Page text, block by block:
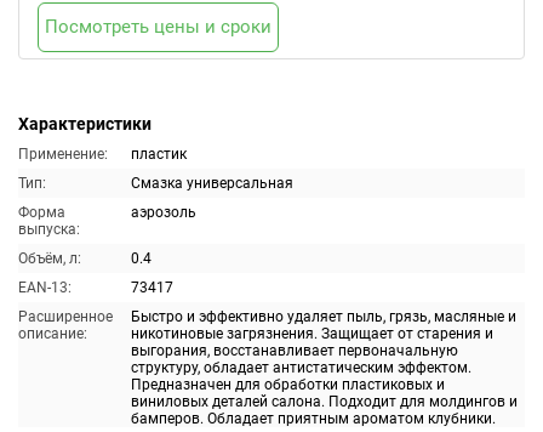
Характеристики
Применение:
пластик
Тип:
Смазка универсальная
Форма
выпуска:
аэрозоль
Объём, л:
0.4
EAN-13:
73417
Расширенное
описание:
Быстро и эффективно удаляет пыль, грязь, масляные и
никотиновые загрязнения. Защищает от старения и
выгорания, восстанавливает первоначальную
структуру, обладает антистатическим эффектом.
Предназначен для обработки пластиковых и
виниловых деталей салона. Подходит для молдингов и
бамперов. Обладает приятным ароматом клубники.
Посмотреть цены и сроки